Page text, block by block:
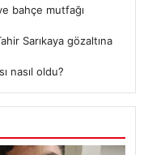
bahçe mutfağı
Sarıkaya gözaltına
nasıl oldu?